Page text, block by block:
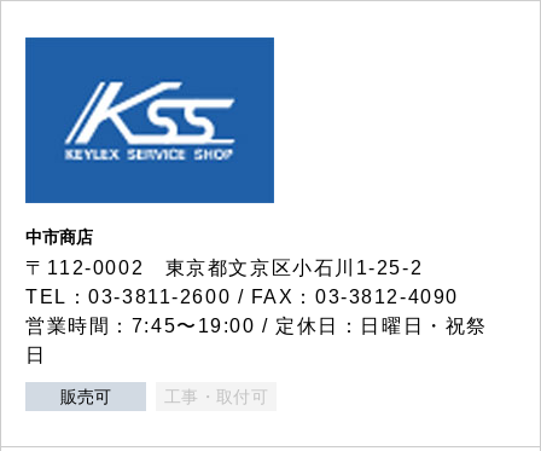
中市商店
〒112-0002 東京都文京区小石川1-25-2
TEL：03-3811-2600 / FAX：03-3812-4090
営業時間：7:45〜19:00 / 定休日：日曜日・祝祭
日
販売可 工事・取付可